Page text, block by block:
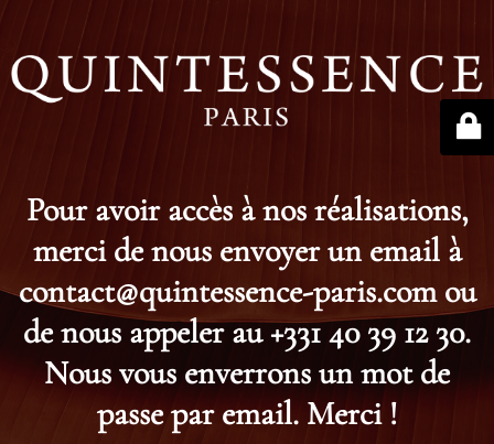
Pour avoir accès à nos réalisations,
merci de nous envoyer un email à
contact@quintessence-paris.com ou
de nous appeler au +331 40 39 12 30.
Nous vous enverrons un mot de
passe par email. Merci !